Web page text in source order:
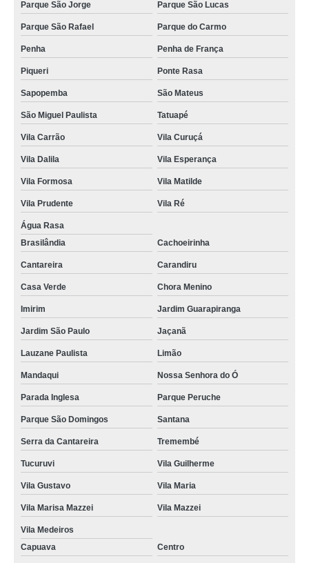
Parque São Jorge Parque São Lucas
Parque São Rafael Parque do Carmo
Penha Penha de França
Piqueri Ponte Rasa
Sapopemba São Mateus
São Miguel Paulista Tatuapé
Vila Carrão Vila Curuçá
Vila Dalila Vila Esperança
Vila Formosa Vila Matilde
Vila Prudente Vila Ré
Água Rasa
Brasilândia
Cachoeirinha
Cantareira Carandiru
Casa Verde Chora Menino
Imirim Jardim Guarapiranga
Jardim São Paulo Jaçanã
Lauzane Paulista Limão
Mandaqui Nossa Senhora do Ó
Parada Inglesa Parque Peruche
Parque São Domingos Santana
Serra da Cantareira Tremembé
Tucuruvi Vila Guilherme
Vila Gustavo Vila Maria
Vila Marisa Mazzei Vila Mazzei
Vila Medeiros
Capuava
Centro